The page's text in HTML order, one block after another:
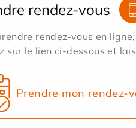
rendez-vous
rendez-vous en
sur le lien ci-dessous et
Prendre mon rendez-